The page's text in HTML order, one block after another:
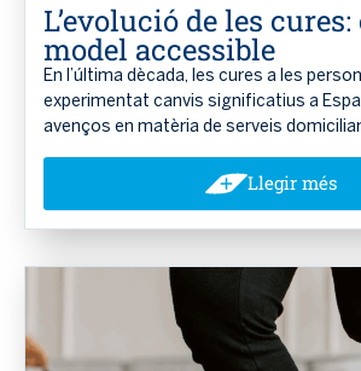
L’evolució de les
model accessible
En l’última dècada, les cures a les
experimentat canvis significatius a
avenços en matèria de serveis
Llegir més